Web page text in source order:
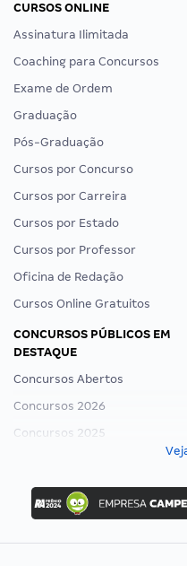
CURSOS ONLINE
Assinatura Ilimitada
Coaching para Concursos
Exame de Ordem
Graduação
Pós-Graduação
Cursos por Concurso
Cursos por Carreira
Cursos por Estado
Cursos por Professor
Oficina de Redação
Cursos Online Gratuitos
CONCURSOS PÚBLICOS EM
DESTAQUE
Concursos Abertos
Concursos 2026
Concursos 2025
Concurso Ibama
Concurso MPU
Editais publicados